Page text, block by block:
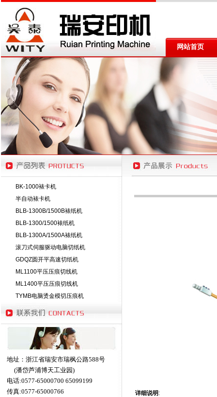
网站首页
BK-1000裱卡机
半自动裱卡机
BLB-1300B/1500B裱纸机
BLB-1300/1500裱纸机
BLB-1300A/1500A裱纸机
滚刀式伺服驱动电脑切纸机
GDQZ圆开平高速切纸机
ML1100平压压痕切线机
ML1400平压压痕切线机
TYMB电脑烫金模切压痕机
地址：浙江省瑞安市瑞枫公路588号
(潘岱芦浦博天工业园)
电话:0577-65000700 65099199
传真:0577-65000766
详细说明 :